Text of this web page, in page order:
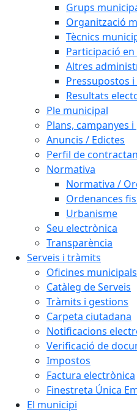
Grups
Organització
Tècnics
Participació
Altres
Pressupostos
Resultats
Ple municipal
Plans, campanyes
Anuncis / Edictes
Perfil de
Normativa
Normativa /
Ordenances
Urbanisme
Seu electrònica
Transparència
Serveis i tràmits
Oficines municipals
Catàleg de Serveis
Tràmits i gestions
Carpeta ciutadana
Notificacions
Verificació de
Impostos
Factura electrònica
Finestreta Única
El municipi